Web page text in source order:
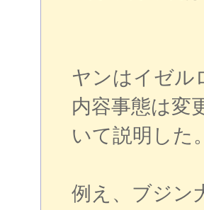
ヤンはイゼル
内容事態は変
いて説明した。
例え、ブジン